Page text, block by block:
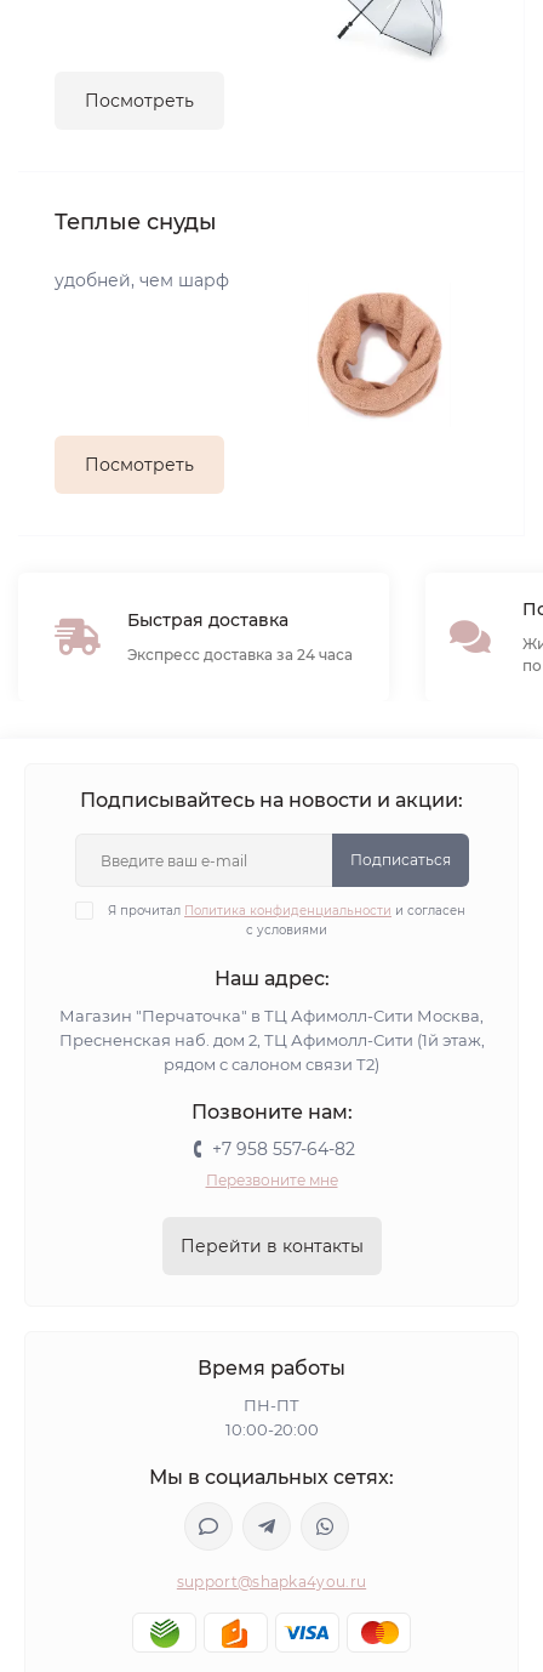
Посмотреть
Теплые снуды
удобней, чем шарф
Посмотреть
Быстрая доставка
Экспресс доставка за 24 часа
Подписывайтесь на новости и акции:
Подписаться
Я прочитал Политика конфиденциальности и согласен
с условиями
Наш адрес:
Магазин "Перчаточка" в ТЦ Афимолл-Сити Москва,
Пресненская наб. дом 2, ТЦ Афимолл-Сити (1й этаж,
рядом с салоном связи Т2)
Позвоните нам:
+7 958 557-64-82
Перезвоните мне
Перейти в контакты
Время работы
ПН-ПТ
10:00-20:00
Мы в социальных сетях:
support@shapka4you.ru